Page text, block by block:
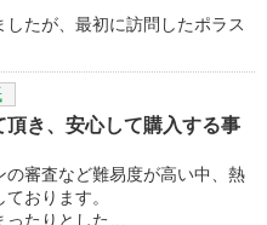
たが、最初に訪問したポラス
き、安心して購入する事
審査など難易度が高い中、熱
おります。
ったりとした…